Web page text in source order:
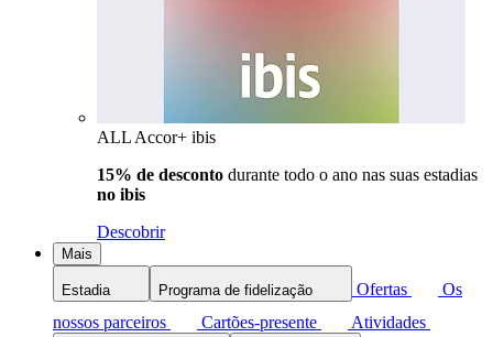
ALL Accor+ ibis
15% de desconto durante todo o ano nas suas estadias
no ibis
Descobrir
Mais
Estadia Programa de fidelização Ofertas
Os
nossos parceiros
Cartões-presente Atividades